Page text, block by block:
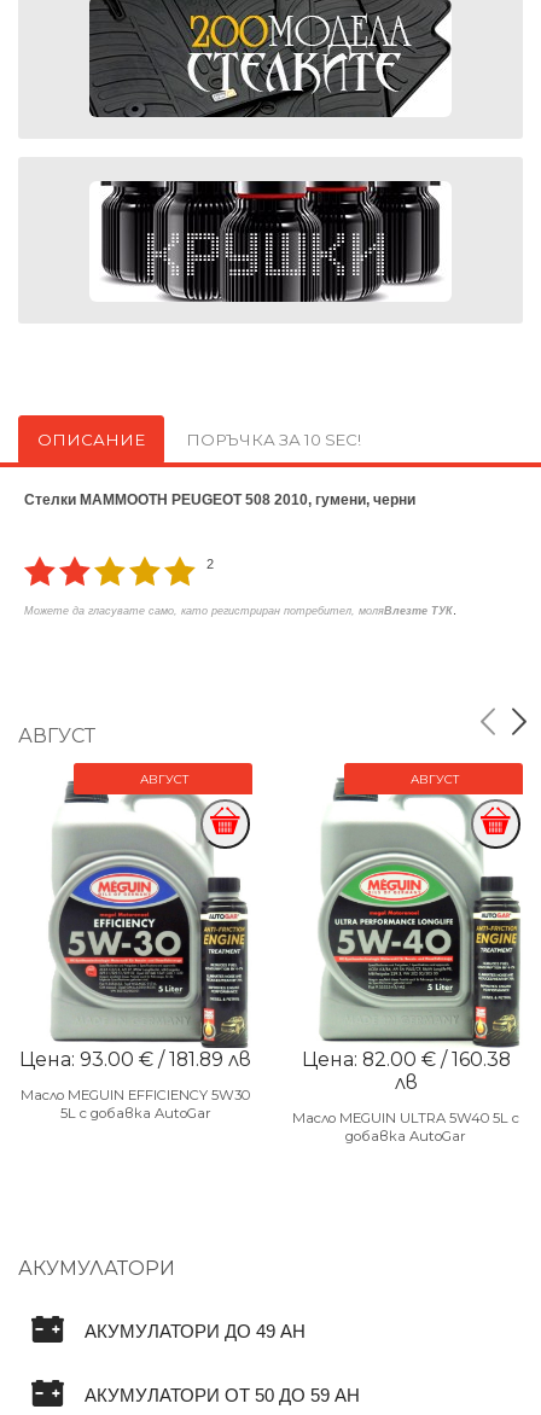
ОПИСАНИЕ ПОРЪЧКА ЗА 10 SEC!
Стелки MAMMOOTH PEUGEOT 508 2010, гумени, черни
2
Можете да гласувате само, като регистриран потребител, моляВлезте ТУК
АВГУСТ
АВГУСТ
Цена: 93.00 € / 181.89 лв
Масло MEGUIN EFFICIENCY 5W30
5L с добавка AutoGar
АВГУСТ
Цена: 82.00 € / 160.38
лв
Масло MEGUIN ULTRA 5W40 5L с
добавка AutoGar
АКУМУЛАТОРИ
АКУМУЛАТОРИ ДО 49 AH
АКУМУЛАТОРИ ОТ 50 ДО 59 AH